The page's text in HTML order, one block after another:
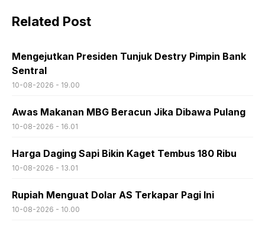
Related Post
Mengejutkan Presiden Tunjuk Destry Pimpin Bank
Sentral
10-08-2026 - 19.00
Awas Makanan MBG Beracun Jika Dibawa Pulang
10-08-2026 - 16.01
Harga Daging Sapi Bikin Kaget Tembus 180 Ribu
10-08-2026 - 13.01
Rupiah Menguat Dolar AS Terkapar Pagi Ini
10-08-2026 - 10.00